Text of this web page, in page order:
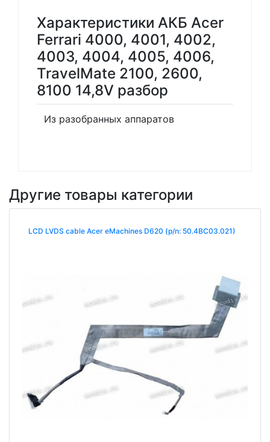
Характеристики АКБ Acer
Ferrari 4000, 4001, 4002,
4003, 4004, 4005, 4006,
TravelMate 2100, 2600,
8100 14,8V разбор
Из разобранных аппаратов
Другие товары категории
LCD LVDS cable Acer eMachines D620 (p/n: 50.4BC03.021)